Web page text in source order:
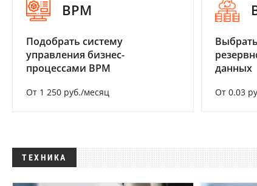
BPM
Подобрать систему
управления бизнес-
процессами BPM
От 1 250 руб./месяц
данных
От 0.03
ТЕХНИКА